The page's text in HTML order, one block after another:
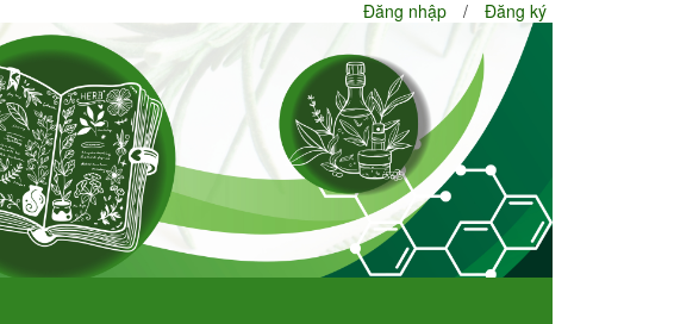
Đăng nhập / Đăng ký